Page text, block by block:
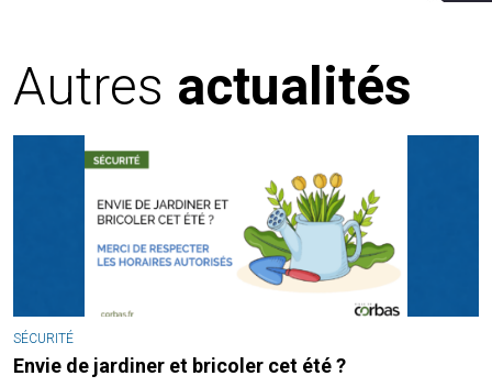
Autres actualités
SÉCURITÉ
Envie de jardiner et bricoler cet été ?